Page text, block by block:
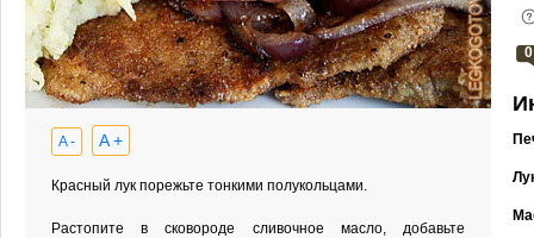
A - A +
Красный лук порежьте тонкими полукольцами.
Растопите в сковороде сливочное масло, добавьте
0